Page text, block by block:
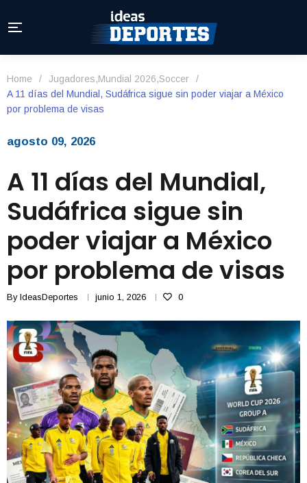
Home / Jugadores,Mundial 2026,Soccer
/
A 11 días del Mundial, Sudáfrica sigue sin poder viajar a México
por problema de visas
agosto 09, 2026
A 11 días del Mundial,
Sudáfrica sigue sin
poder viajar a México
por problema de visas
By IdeasDeportes junio 1, 2026 0